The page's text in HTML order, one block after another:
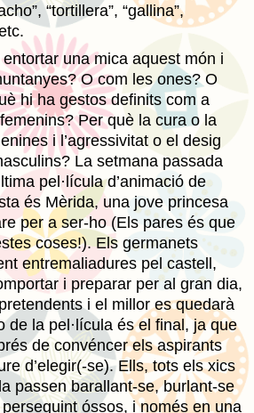
“tortillera”, “gallina”,
una mica aquest món i
O com les ones? O
hi ha gestos definits com a
Per què la cura o la
i l’agressivitat o el desig
La setmana passada
pel·lícula d’animació de
és Mèrida, una jove princesa
per a ser-ho (Els pares és que
coses!). Els germanets
entremaliadures pel castell,
i preparar per al gran dia,
i el millor es quedarà
de la pel·lícula és el final, ja que
de convéncer els aspirants
d’elegir(-se). Ells, tots els xics
passen barallant-se, burlant-se
óssos, i només en una